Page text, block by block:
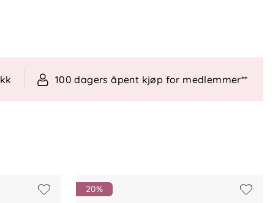
100 dagers åpent kjøp for medlemmer**
20%